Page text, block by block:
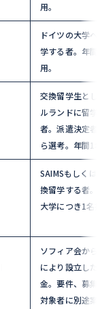
用。
ドイツの大学
学する者。年
用。
交換留学生と
ルランドに留
者。派遣決定
ら選考。年間1
SAIMSもしく
換留学する者
大学につき1名
ソフィア会か
により設立し
金。要件、募
対象者に別途